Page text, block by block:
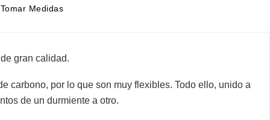
Tomar Medidas
gran calidad.
carbono, por lo que son muy flexibles. Todo ello, unido a
de un durmiente a otro.